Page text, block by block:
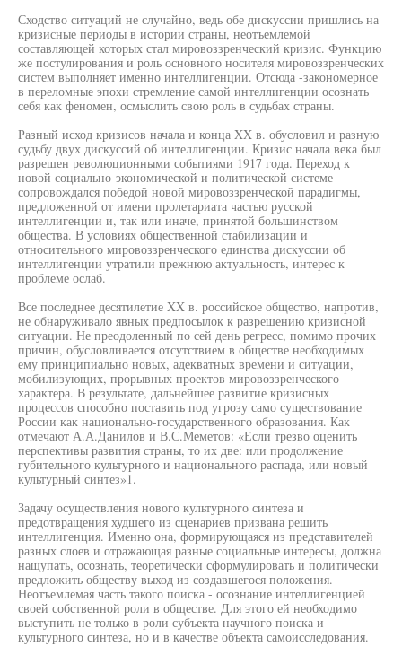
Сходство ситуаций не случайно, ведь обе дискуссии пришлись на
кризисные периоды в истории страны, неотъемлемой
составляющей которых стал мировоззренческий кризис. Функцию
же постулирования и роль основного носителя мировоззренческих
систем выполняет именно интеллигенции. Отсюда -закономерное
в переломные эпохи стремление самой интеллигенции осознать
себя как феномен, осмыслить свою роль в судьбах страны.
Разный исход кризисов начала и конца XX в. обусловил и разную
судьбу двух дискуссий об интеллигенции. Кризис начала века был
разрешен революционными событиями 1917 года. Переход к
новой социально-экономической и политической системе
сопровождался победой новой мировоззренческой парадигмы,
предложенной от имени пролетариата частью русской
интеллигенции и, так или иначе, принятой большинством
общества. В условиях общественной стабилизации и
относительного мировоззренческого единства дискуссии об
интеллигенции утратили прежнюю актуальность, интерес к
проблеме ослаб.
Все последнее десятилетие XX в. российское общество, напротив,
не обнаруживало явных предпосылок к разрешению кризисной
ситуации. Не преодоленный по сей день регресс, помимо прочих
причин, обусловливается отсутствием в обществе необходимых
ему принципиально новых, адекватных времени и ситуации,
мобилизующих, прорывных проектов мировоззренческого
характера. В результате, дальнейшее развитие кризисных
процессов способно поставить под угрозу само существование
России как национально-государственного образования. Как
отмечают А.А.Данилов и В.С.Меметов: «Если трезво оценить
перспективы развития страны, то их две: или продолжение
губительного культурного и национального распада, или новый
культурный синтез»1.
Задачу осуществления нового культурного синтеза и
предотвращения худшего из сценариев призвана решить
интеллигенция. Именно она, формирующаяся из представителей
разных слоев и отражающая разные социальные интересы, должна
нащупать, осознать, теоретически сформулировать и политически
предложить обществу выход из создавшегося положения.
Неотъемлемая часть такого поиска - осознание интеллигенцией
своей собственной роли в обществе. Для этого ей необходимо
выступить не только в роли субъекта научного поиска и
культурного синтеза, но и в качестве объекта самоисследования.